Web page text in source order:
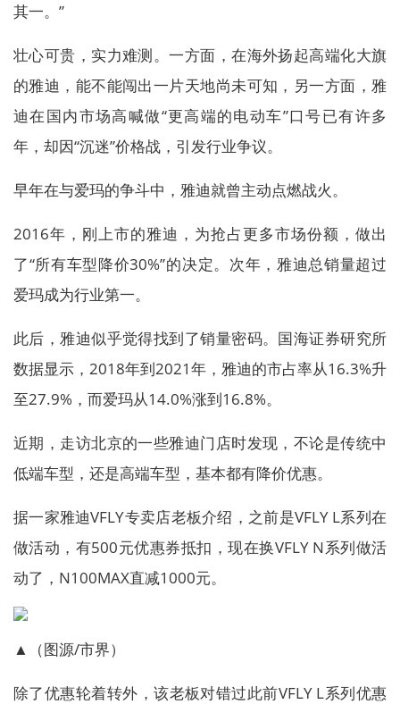
其一。”
壮心可贵，实力难测。一方面，在海外扬起高端化大旗
的雅迪，能不能闯出一片天地尚未可知，另一方面，雅
迪在国内市场高喊做“更高端的电动车”口号已有许多
年，却因“沉迷”价格战，引发行业争议。
早年在与爱玛的争斗中，雅迪就曾主动点燃战火。
2016年，刚上市的雅迪，为抢占更多市场份额，做出
了“所有车型降价30%”的决定。次年，雅迪总销量超过
爱玛成为行业第一。
此后，雅迪似乎觉得找到了销量密码。国海证券研究所
数据显示，2018年到2021年，雅迪的市占率从16.3%升
至27.9%，而爱玛从14.0%涨到16.8%。
近期，走访北京的一些雅迪门店时发现，不论是传统中
低端车型，还是高端车型，基本都有降价优惠。
据一家雅迪VFLY专卖店老板介绍，之前是VFLY L系列在
做活动，有500元优惠券抵扣，现在换VFLY N系列做活
动了，N100MAX直减1000元。
▲（图源/市界）
除了优惠轮着转外，该老板对错过此前VFLY L系列优惠